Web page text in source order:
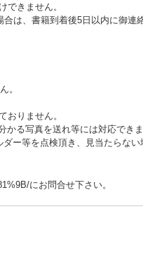
できません。
は、書籍到着後5日以内に御連
。
おりません。
る写真を送れ等には対応できま
ー等を点検頂き、見当たらない
にお問合せ下さい。